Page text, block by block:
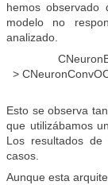
hemos
modelo no
analizado.
>
Esto se observa
que utilizábamos
Los resultados
casos.
Aunque esta